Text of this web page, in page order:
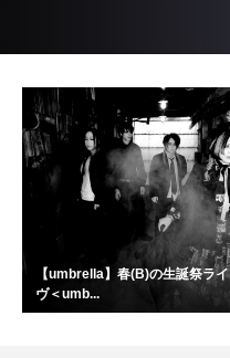
【umbrella】春(B)の生誕祭ライ
ヴ＜umb...